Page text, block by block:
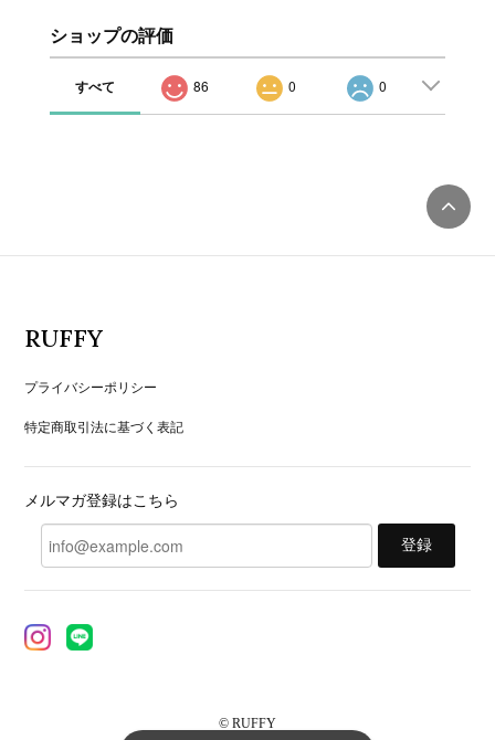
ショップの評価
すべて 86 0 0
RUFFY
プライバシーポリシー
特定商取引法に基づく表記
メルマガ登録はこちら
登録
© RUFFY